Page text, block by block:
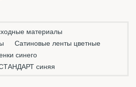
материалы
Сатиновые ленты цветные
синего
синяя